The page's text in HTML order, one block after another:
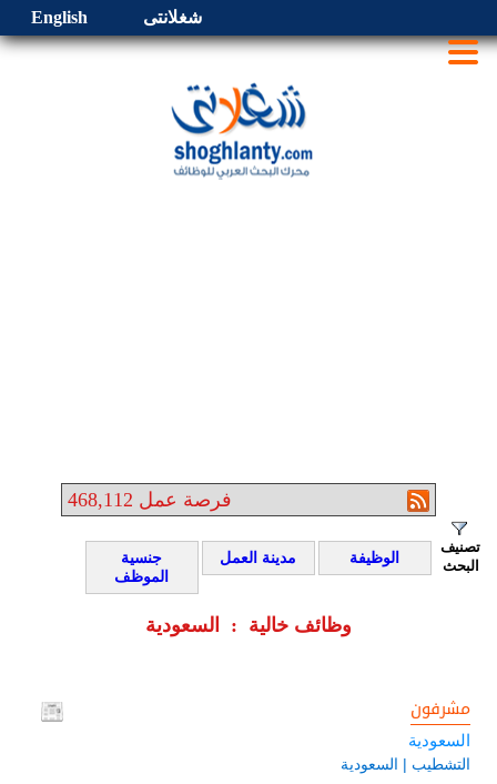
شغلانتى English
468,112 فرصة عمل
تصنيف
البحث
الوظيفة مدينة العمل
جنسية
الموظف
وظائف خالية : السعودية
مشرفون
السعودية
التشطيب | السعودية